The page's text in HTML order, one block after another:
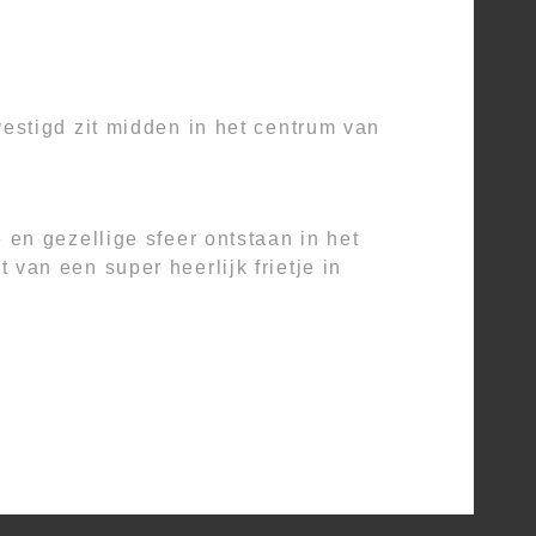
zit midden in het centrum van
gezellige sfeer ontstaan in het
van een super heerlijk frietje in